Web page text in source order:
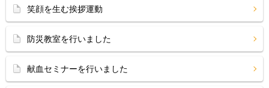
笑顔を生む挨拶運動
防災教室を行いました
献血セミナーを行いました